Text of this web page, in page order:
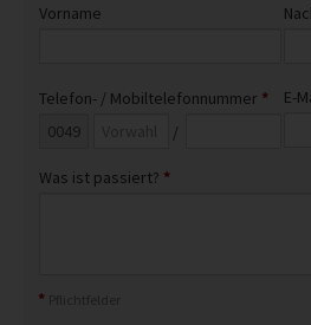
Vorname
Telefon- / Mobiltelefonnummer *
/
E-
Was ist passiert? *
*